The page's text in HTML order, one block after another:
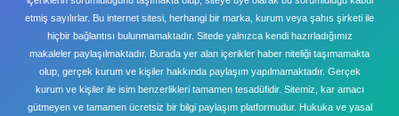
etmiş sayılırlar. Bu internet sitesi, herhangi bir marka, kurum veya şahıs şirketi ile
hiçbir bağlantısı bulunmamaktadır. Sitede yalnızca kendi hazırladığımız
makaleler paylaşılmaktadır. Burada yer alan içerikler haber niteliği taşımamakta
olup, gerçek kurum ve kişiler hakkında paylaşım yapılmamaktadır. Gerçek
kurum ve kişiler ile isim benzerlikleri tamamen tesadüfidir. Sitemiz, kar amacı
gütmeyen ve tamamen ücretsiz bir bilgi paylaşım platformudur. Hukuka ve yasal